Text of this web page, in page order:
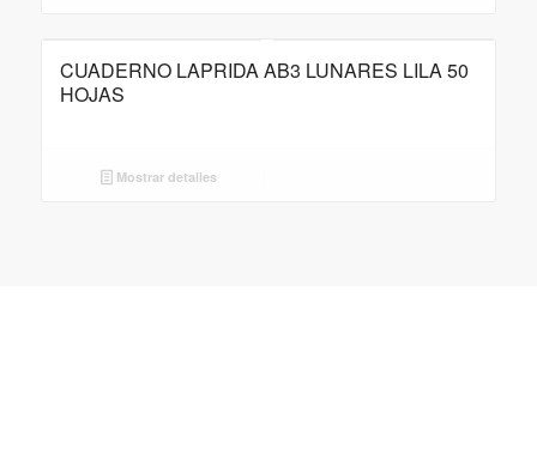
CUADERNO LAPRIDA AB3 LUNARES LILA 50
HOJAS
Mostrar detalles